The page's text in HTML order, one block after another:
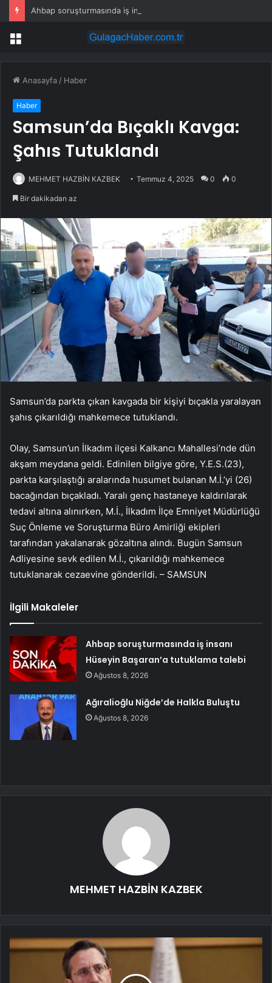
Menü
Anasayfa / Haber
Haber
Samsun’da Bıçaklı Kavga:
Şahıs Tutuklandı
MEHMET HAZBİN KAZBEK Temmuz 4, 2025 0 0
Bir dakikadan az
Samsun’da parkta çıkan kavgada bir kişiyi bıçakla yaralayan
şahıs çıkarıldığı mahkemece tutuklandı.
Olay, Samsun’un İlkadım ilçesi Kalkancı Mahallesi’nde dün
akşam meydana geldi. Edinilen bilgiye göre, Y.E.S.(23),
parkta karşılaştığı aralarında husumet bulanan M.İ.’yi (26)
bacağından bıçakladı. Yaralı genç hastaneye kaldırılarak
tedavi altına alınırken, M.İ., İlkadım İlçe Emniyet Müdürlüğü
Suç Önleme ve Soruşturma Büro Amirliği ekipleri
tarafından yakalanarak gözaltına alındı. Bugün Samsun
Adliyesine sevk edilen M.İ., çıkarıldığı mahkemece
tutuklanarak cezaevine gönderildi. – SAMSUN
İlgili Makaleler
Ahbap soruşturmasında iş insanı
Hüseyin Başaran’a tutuklama talebi
Ağustos 8, 2026
Ağıralioğlu Niğde’de Halkla Buluştu
Ağustos 8, 2026
MEHMET HAZBİN KAZBEK